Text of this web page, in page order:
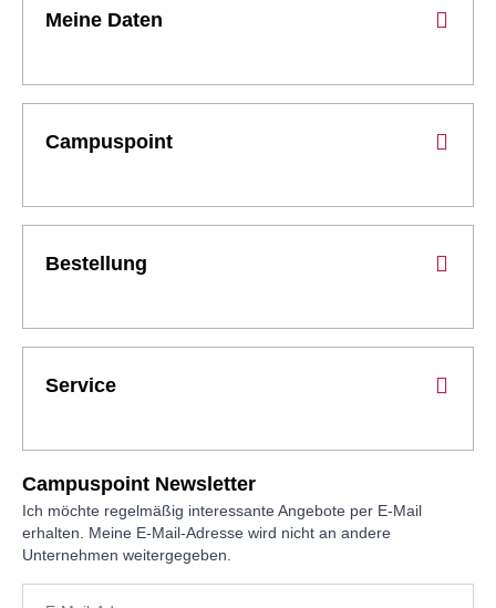
Meine Daten
Campuspoint
Bestellung
Service
Campuspoint Newsletter
Ich möchte regelmäßig interessante Angebote per E-Mail
erhalten. Meine E-Mail-Adresse wird nicht an andere
Unternehmen weitergegeben.